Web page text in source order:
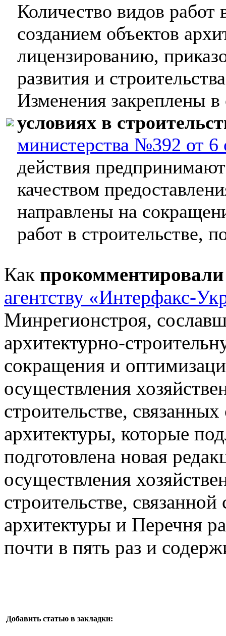
Количество видов работ
созданием объектов
лицензированию,
развития и
Изменения закреплены
условиях в
министерства №392 от 6
действия
качеством
направлены на
работ в строительстве,
Как
агентству «Интерфакс-
Минрегионстроя,
архитектурно-
сокращения и
осуществления
строительстве,
архитектуры, которые
подготовлена новая
осуществления
строительстве,
архитектуры и Перечня
почти в пять раз и
Добавить статью в закладки: